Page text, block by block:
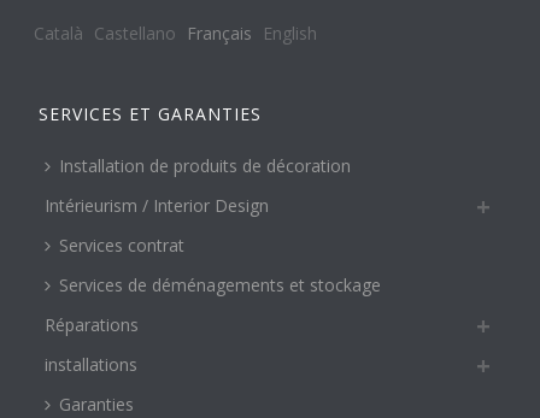
Català Castellano Français English
SERVICES ET GARANTIES
Installation de produits de décoration
Intérieurism / Interior Design
Services contrat
Services de déménagements et stockage
Réparations
installations
Garanties